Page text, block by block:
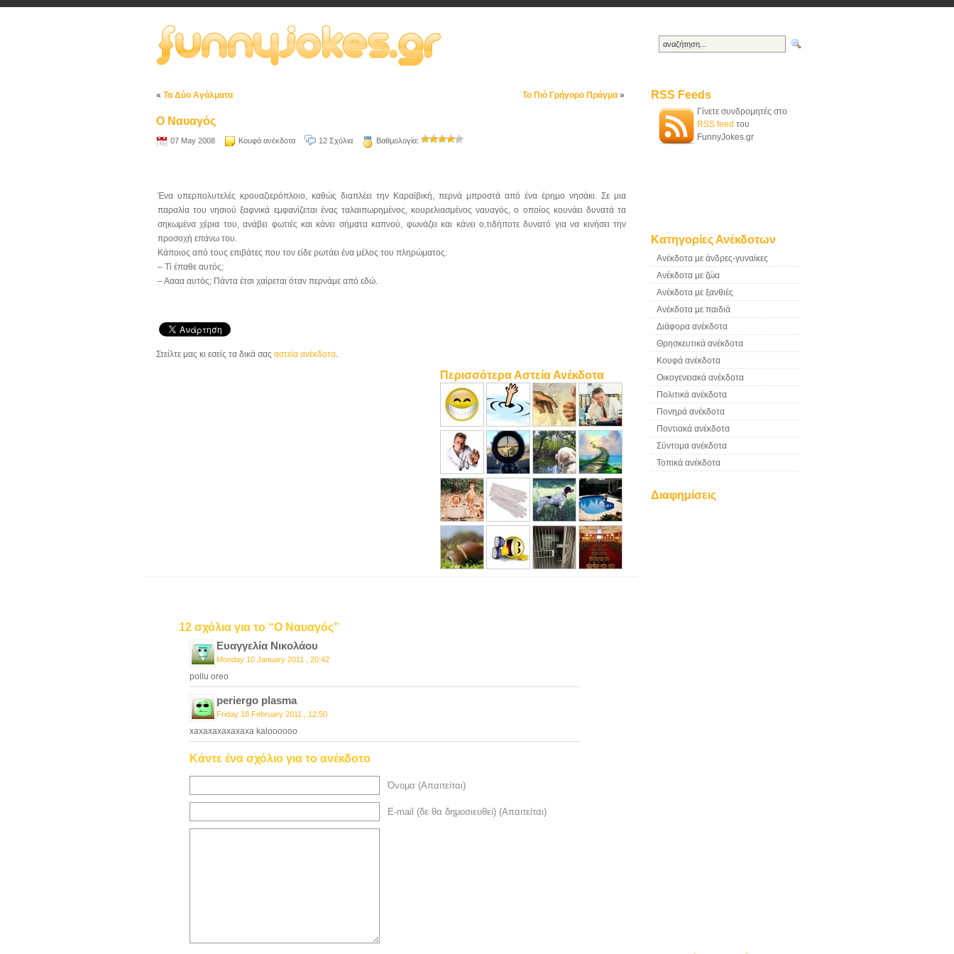
« Τα Δύο Αγάλματα Το Πιό Γρήγορο Πράγμα »
Ο Ναυαγός
07 May 2008 Κουφά ανέκδοτα 12 Σχόλια Βαθμολογία:
Ένα υπερπολυτελές κρουαζιερόπλοιο, καθώς διαπλέει την Καραϊβική, περνά μπροστά από ένα έρημο νησάκι. Σε μια
παραλία του νησιού ξαφνικά εμφανίζεται ένας ταλαιπωρημένος, κουρελιασμένος ναυαγός, ο οποίος κουνάει δυνατά τα
σηκωμένα χέρια του, ανάβει φωτιές και κάνει σήματα καπνού, φωνάζει και κάνει ο,τιδήποτε δυνατό για να κινήσει την
προσοχή επάνω του.
Κάποιος από τους επιβάτες που τον είδε ρωτάει ένα μέλος του πληρώματος:
– Τί έπαθε αυτός;
– Αααα αυτός; Πάντα έτσι χαίρεται όταν περνάμε από εδώ.
Στείλτε μας κι εσείς τα δικά σας αστεία ανέκδοτα.
Περισσότερα Αστεία Ανέκδοτα
12 σχόλια για το “Ο Ναυαγός”
Ευαγγελία Νικολάου
Monday 10 January 2011 , 20:42
pollu oreo
periergo plasma
Friday 18 February 2011 , 12:50
xaxaxaxaxaxaxa kaloooooo
Κάντε ένα σχόλιο για το ανέκδοτο
Όνομα (Απαιτείται)
E-mail (δε θα δημοσιευθεί) (Απαιτείται)
RSS Feeds
Γίνετε συνδρομητές στο
RSS feed του
FunnyJokes.gr
Κατηγορίες Ανέκδοτων
Ανέκδοτα με άνδρες-γυναίκες
Ανέκδοτα με ζώα
Ανέκδοτα με ξανθιές
Ανέκδοτα με παιδιά
Διάφορα ανέκδοτα
Θρησκευτικά ανέκδοτα
Κουφά ανέκδοτα
Οικογενειακά ανέκδοτα
Πολιτικά ανέκδοτα
Πονηρά ανέκδοτα
Ποντιακά ανέκδοτα
Σύντομα ανέκδοτα
Τοπικά ανέκδοτα
Διαφημίσεις